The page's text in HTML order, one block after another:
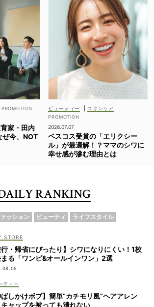
家・田内
ぜ今、NOT
ビューティー スキンケア
2026.07.07
ベスコス受賞の「エリクシー
ル」が最適解！？ママのシワに
幸せ感が滲む理由とは
RANKING
ッション ビューティ ライフスタイル
STORE
行・帰省にぴったり】シワになりにくい！1枚
る「ワンピ&オールインワン」2選
ティー
ばしかけボブ】簡単“カチモリ風”ヘアアレン
ャップを被っても潰れない